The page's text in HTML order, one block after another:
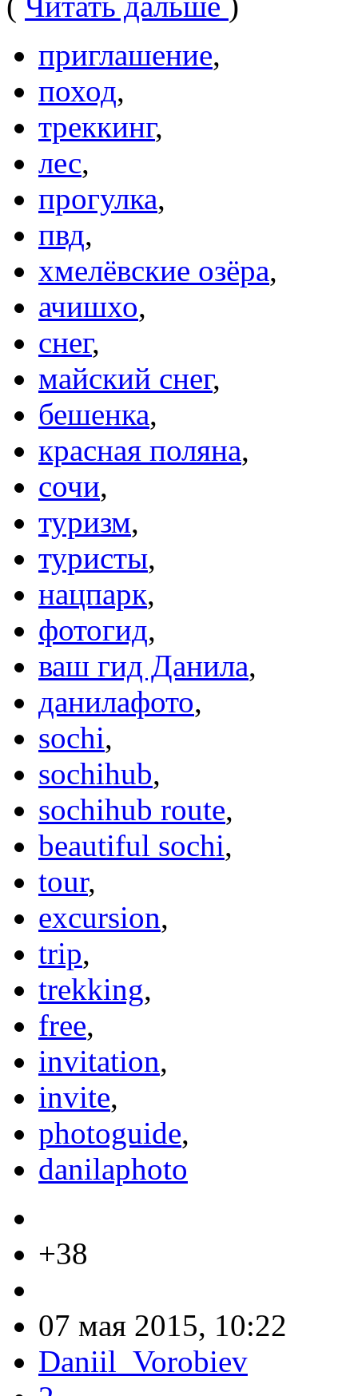
приглашение,
поход,
треккинг,
лес,
прогулка,
пвд,
хмелёвские озёра,
ачишхо,
снег,
майский снег,
бешенка,
красная поляна,
сочи,
туризм,
туристы,
нацпарк,
фотогид,
ваш гид Данила,
данилафото,
sochi,
sochihub,
sochihub route,
beautiful sochi,
tour,
excursion,
trip,
trekking,
free,
invitation,
invite,
photoguide,
danilaphoto
+38
07 мая 2015, 10:22
Daniil_Vorobiev